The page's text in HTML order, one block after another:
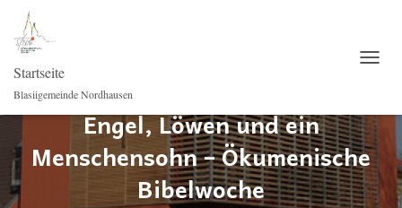
Startseite
Blasiigemeinde Nordhausen
Engel, Löwen und ein
Menschensohn – Ökumenische
Bibelwoche